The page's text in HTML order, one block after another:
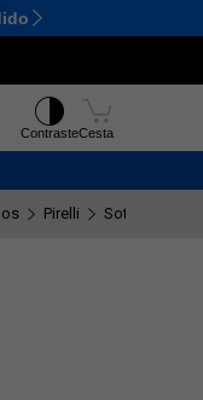
M
ContrasteCesta
Pirelli SottoZero 2